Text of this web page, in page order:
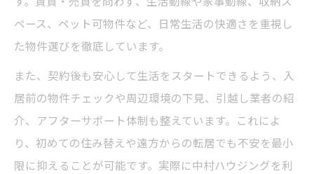
ペース、ペット可物件など、日常生活の快適さを重視し
た物件選びを徹底しています。
また、契約後も安心して生活をスタートできるよう、入
居前の物件チェックや周辺環境の下見、引越し業者の紹
介、アフターサポート体制も整えています。これによ
り、初めての住み替えや遠方からの転居でも不安を最小
限に抑えることが可能です。実際に中村ハウジングを利